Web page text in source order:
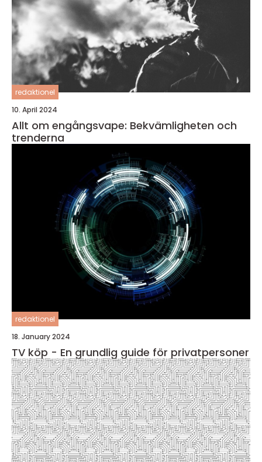
redaktionel
10. April 2024
Allt om engångsvape: Bekvämligheten och
trenderna
redaktionel
18. January 2024
TV köp - En grundlig guide för privatpersoner